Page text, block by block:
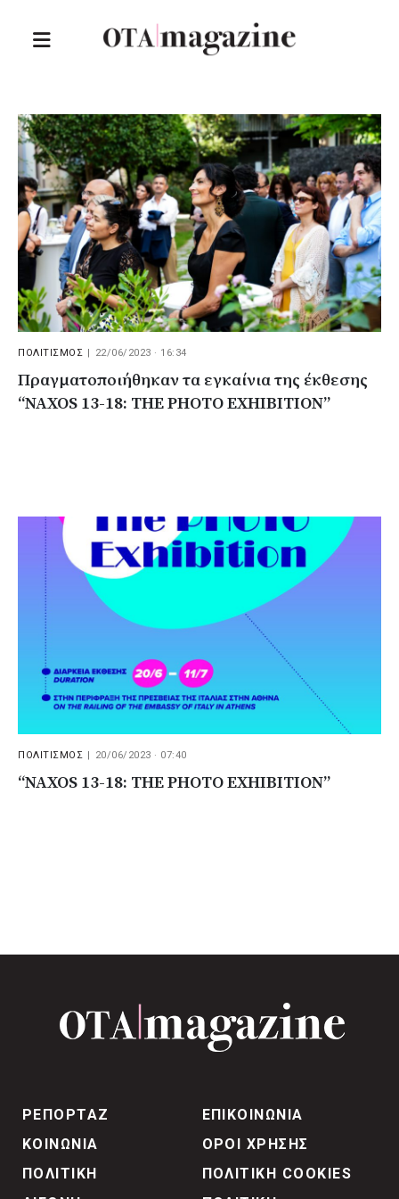
ΠΟΛΙΤΙΣΜΟΣ 22/06/2023 · 16:34
Πραγματοποιήθηκαν τα εγκαίνια της έκθεσης
“NAXOS 13-18: THE PHOTO EXHIBITION”
ΠΟΛΙΤΙΣΜΟΣ 20/06/2023 · 07:40
“NAXOS 13-18: THE PHOTO EXHIBITION”
ΡΕΠΟΡΤΑΖ
ΚΟΙΝΩΝΙΑ
ΠΟΛΙΤΙΚΗ
ΕΠΙΚΟΙΝΩΝΙΑ
ΟΡΟΙ ΧΡΗΣΗΣ
ΠΟΛΙΤΙΚΗ COOKIES